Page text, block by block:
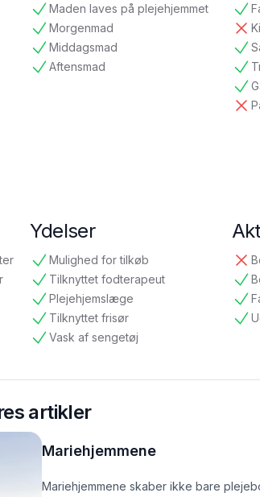
Maden laves på plejehjemmet
tilgængelig
Morgenmad
tilgængelig
Middagsmad
tilgængelig
Aftensmad
tilgængelig
Ydelser
Mulighed for tilkøb
tilgængelig
Tilknyttet fodterapeut
tilgængelig
Plejehjemslæge
tilgængelig
Tilknyttet frisør
tilgængelig
Vask af sengetøj
tilgængelig
artikler
Mariehjemmene
Mariehjemmene skaber ikke bare